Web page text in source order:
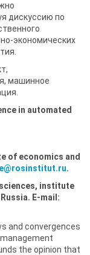
дискуссию по
экономических
машинное
in automated
of economics and
.
institute
E-mail:
and convergences
the opinion that